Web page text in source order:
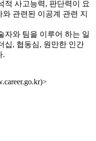
적 사고능력, 판단력이 요
관련된 이공계 관련 지
자와 팀을 이루어 하는 일
십, 협동심, 원만한 인간
.